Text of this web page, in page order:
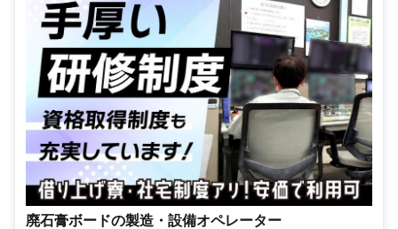
廃石膏ボードの製造・設備オペレーター